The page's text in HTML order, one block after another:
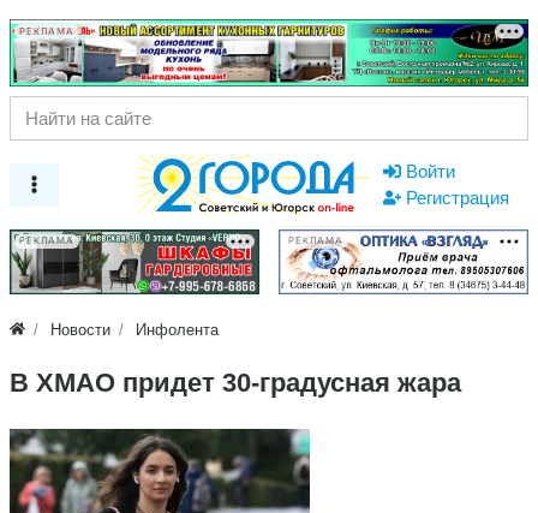
РЕКЛАМА
Войти
Регистрация
РЕКЛАМА РЕКЛАМА
Новости Инфолента
В ХМАО придет 30-градусная жара